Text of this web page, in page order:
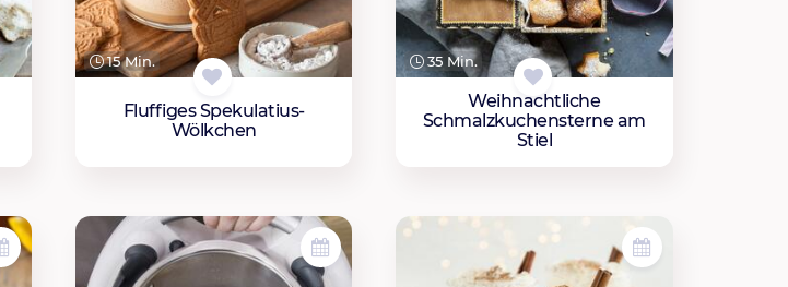
15 Min.
Fluffiges Spekulatius-
Wölkchen
35 Min.
Weihnachtliche
Schmalzkuchensterne am
Stiel